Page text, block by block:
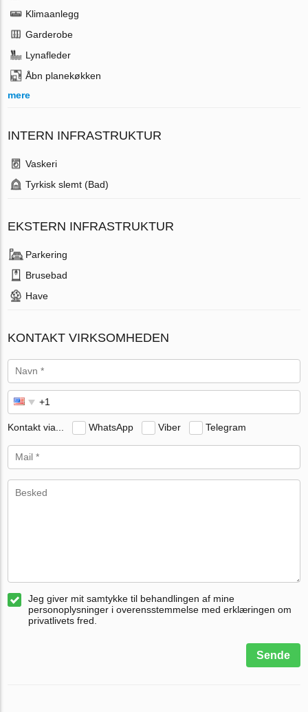
Klimaanlegg
Garderobe
Lynafleder
Åbn planekøkken
mere
INTERN INFRASTRUKTUR
Vaskeri
Tyrkisk slemt (Bad)
EKSTERN INFRASTRUKTUR
Parkering
Brusebad
Have
KONTAKT VIRKSOMHEDEN
Kontakt via... WhatsApp Viber Telegram
Jeg giver mit samtykke til behandlingen af mine
personoplysninger i overensstemmelse med erklæringen om
privatlivets fred.
Sende